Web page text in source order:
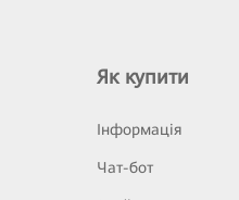
Як купити
Інформація
Чат-бот